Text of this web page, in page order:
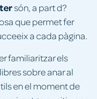
són, a part d?
que permet fer
a cada pàgina.
familiaritzar els
sobre anar al
en el moment de